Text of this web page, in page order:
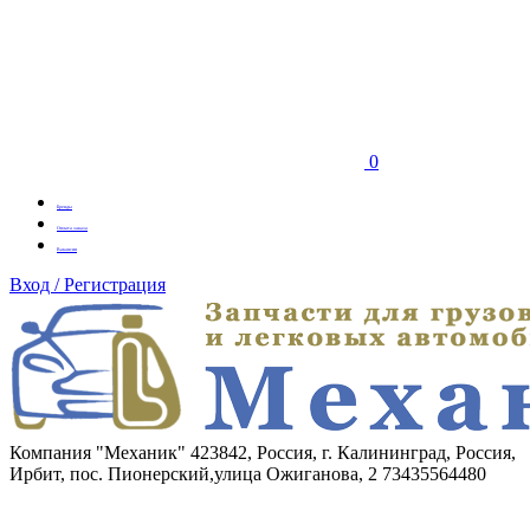
0
Бренды
Оплата заказа
Вакансии
Вход / Регистрация
Компания "Механик" 423842, Россия, г. Калининград, Россия,
Ирбит, пос. Пионерский,улица Ожиганова, 2 73435564480